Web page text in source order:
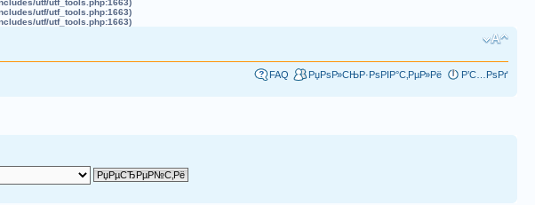
utf/utf_tools.php:1663)
utf/utf_tools.php:1663)
utf/utf_tools.php:1663)
FAQ РџРѕР»СЊР·РѕРІР°С‚РµР»Рё Р’С…РѕРґ